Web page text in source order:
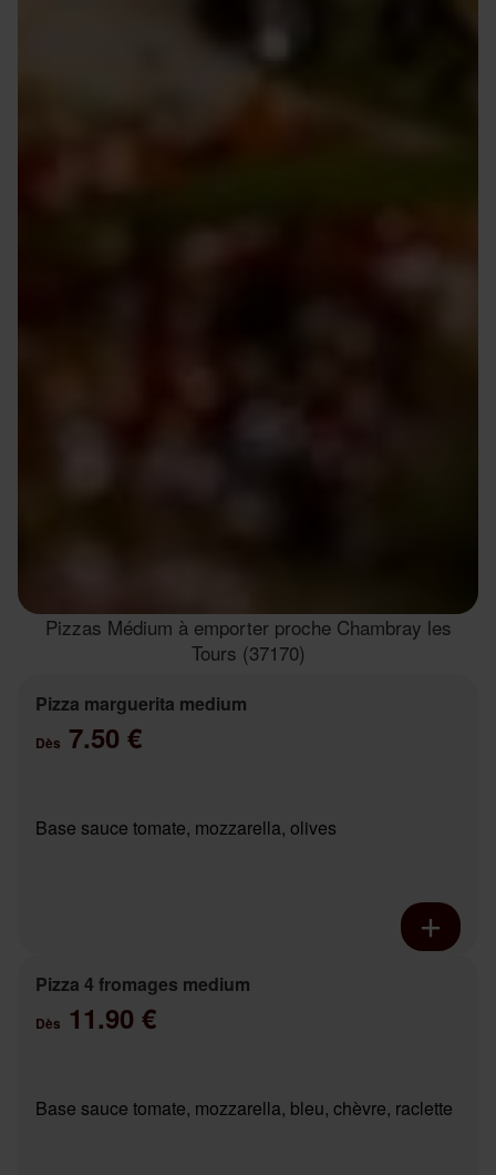
Pizzas Médium à emporter proche Chambray les
Tours (37170)
Pizza marguerita medium
Dès 7.50 €
Base sauce tomate, mozzarella, olives
Pizza 4 fromages medium
Dès 11.90 €
Base sauce tomate, mozzarella, bleu, chèvre, raclette